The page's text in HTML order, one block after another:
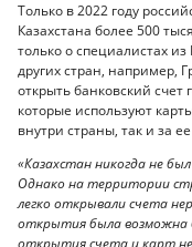
Только в 2022 году
Казахстана более 500
только о специалистах
других стран, например,
открыть банковский
которые используют
внутри страны, так и за
«Казахстан никогда не
Однако на территории
легко открывали счета
открытия была возможна
открытия счета и карт